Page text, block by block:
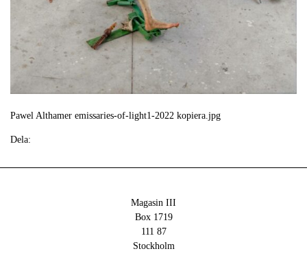
Pawel Althamer emissaries-of-light1-2022 kopiera.jpg
Dela:
Magasin III
Box 1719
111 87
Stockholm